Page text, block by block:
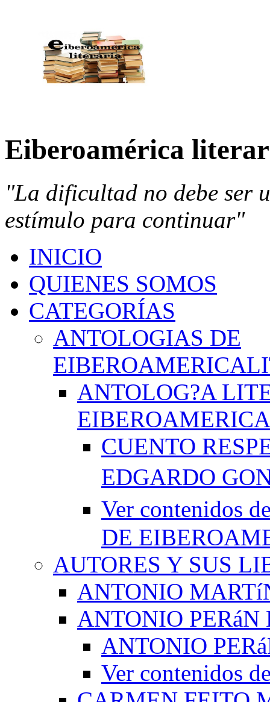
Eiberoamérica
"La dificultad no debe ser
estímulo para continuar"
INICIO
QUIENES SOMOS
CATEGORÍAS
ANTOLOGIAS DE
ANTOLOG?A
CUENTO
EDGARDO
Ver contenidos
DE
AUTORES Y SUS
ANTONIO
ANTONIO PERáN
ANTONIO
Ver contenidos